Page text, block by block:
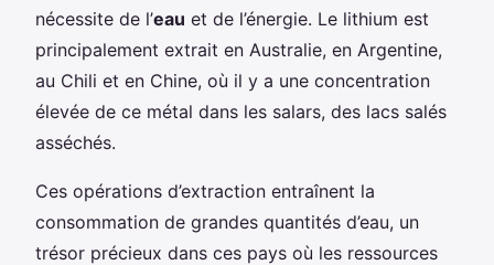
nécessite de l’eau et de l’énergie. Le lithium est
principalement extrait en Australie, en Argentine,
au Chili et en Chine, où il y a une concentration
élevée de ce métal dans les salars, des lacs salés
asséchés.
Ces opérations d’extraction entraînent la
consommation de grandes quantités d’eau, un
trésor précieux dans ces pays où les ressources